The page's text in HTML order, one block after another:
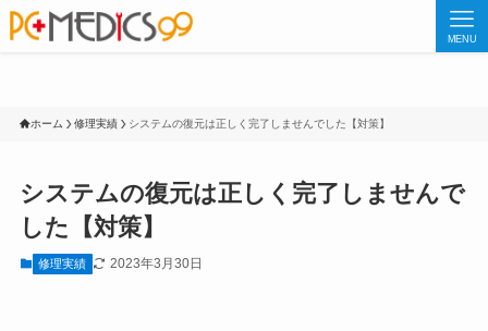
MENU
ホーム 修理実績 システムの復元は正しく完了しませんでした【対策】
システムの復元は正しく完了しませんで
した【対策】
修理実績 2023年3月30日